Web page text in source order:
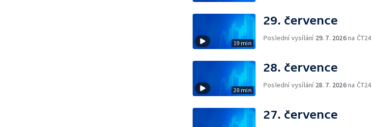
19 min
29. července
Poslední vysílání 29. 7. 2026na ČT24
20 min
28. července
Poslední vysílání 28. 7. 2026na ČT24
27. července